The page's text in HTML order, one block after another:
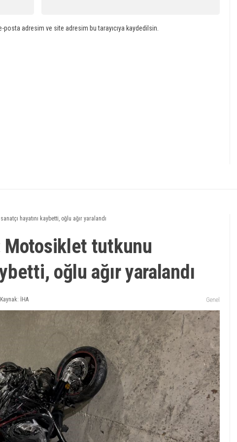
posta adresim ve site adresim bu tarayıcıya kaydedilsin.
hayatını kaybetti, oğlu ağır yaralandı
Motosiklet tutkunu
oğlu ağır yaralandı
Kaynak: İHA Genel